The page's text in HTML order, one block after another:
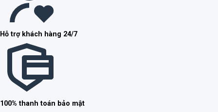
Hỗ trợ khách hàng 24/7
100% thanh toán bảo mật